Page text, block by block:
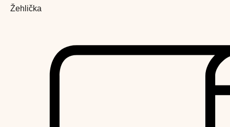
Žehlička